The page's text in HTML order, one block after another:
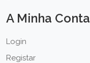
A Minha Conta
Login
Registar